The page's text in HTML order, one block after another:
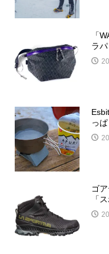
「
ラ
っ
ゴ
「